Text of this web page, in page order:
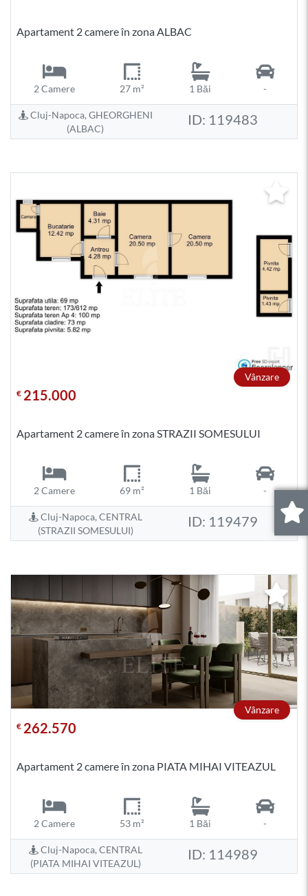
Apartament 2 camere în zona ALBAC
2 Camere 27 m² 1 Băi -
Cluj-Napoca, GHEORGHENI
(ALBAC)
ID: 119483
Vânzare
€ 215.000
Apartament 2 camere în zona STRAZII SOMESULUI
2 Camere 69 m² 1 Băi -
Cluj-Napoca, CENTRAL
(STRAZII SOMESULUI)
ID: 119479
Vânzare
€ 262.570
Apartament 2 camere în zona PIATA MIHAI VITEAZUL
2 Camere 53 m² 1 Băi -
Cluj-Napoca, CENTRAL
(PIATA MIHAI VITEAZUL)
ID: 114989